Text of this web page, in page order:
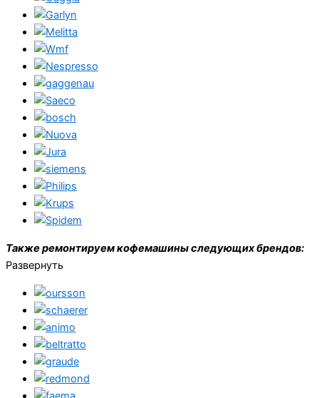
Также ремонтируем кофемашины следующих брендов:
Развернуть